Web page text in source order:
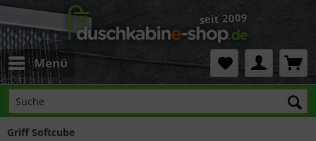
Menü
Griff Softcube